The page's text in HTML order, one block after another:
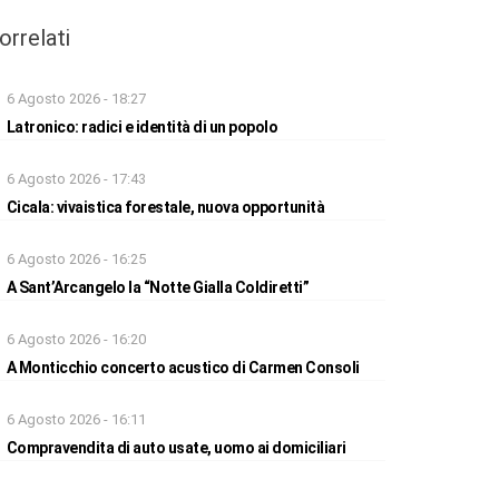
6 Agosto 2026 - 18:27
Latronico: radici e identità di un popolo
6 Agosto 2026 - 17:43
Cicala: vivaistica forestale, nuova opportunità
6 Agosto 2026 - 16:25
A Sant’Arcangelo la “Notte Gialla Coldiretti”
6 Agosto 2026 - 16:20
A Monticchio concerto acustico di Carmen Consoli
6 Agosto 2026 - 16:11
Compravendita di auto usate, uomo ai domiciliari